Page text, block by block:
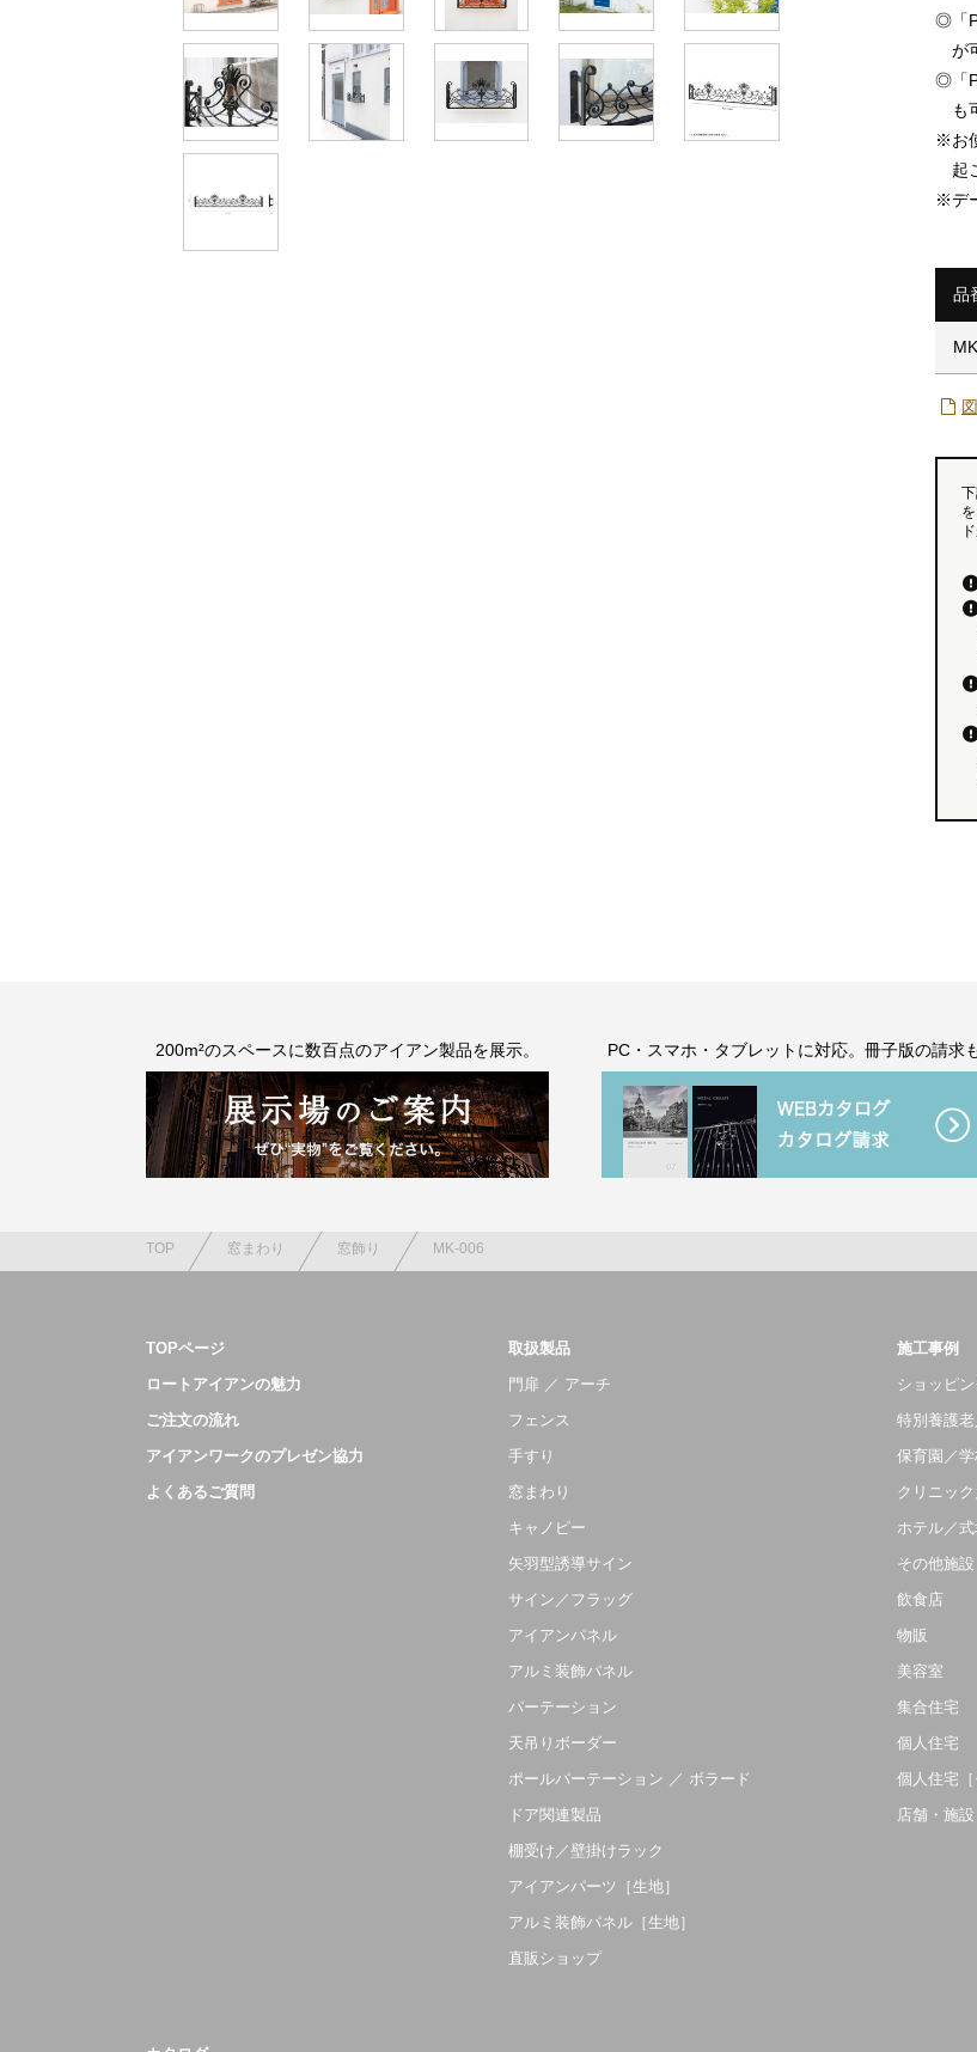
◎
が
◎
も
※お
起
※デ
品
200m²のスペースに数百点のアイアン製品を展示。 PC・スマホ・タブレットに対応。冊子版の請求も
TOP 窓まわり 窓飾り MK-006
TOPページ
ロートアイアンの魅力
ご注文の流れ
アイアンワークのプレゼン協力
よくあるご質問
取扱製品
門扉 ／ アーチ
フェンス
手すり
窓まわり
キャノピー
矢羽型誘導サイン
サイン／フラッグ
アイアンパネル
アルミ装飾パネル
パーテーション
天吊りボーダー
ポールパーテーション ／ ボラード
ドア関連製品
棚受け／壁掛けラック
アイアンパーツ［生地］
アルミ装飾パネル［生地］
直販ショップ
施工事例
ショッピ
特別養護
保育園／学
クリニッ
ホテル／式
その他施設
飲食店
物販
美容室
集合住宅
個人住宅
個人住宅［
店舗・施設